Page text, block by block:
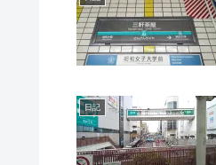
日記